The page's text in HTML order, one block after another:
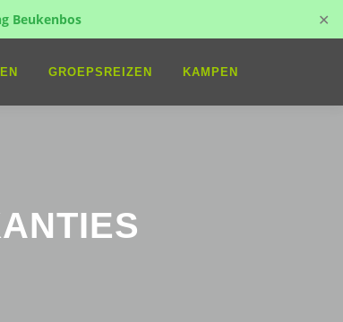
Beukenbos ✕
GROEPSREIZEN KAMPEN